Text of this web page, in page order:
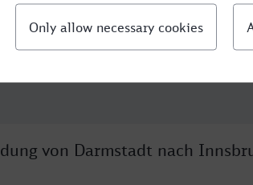
von Darmstadt nach